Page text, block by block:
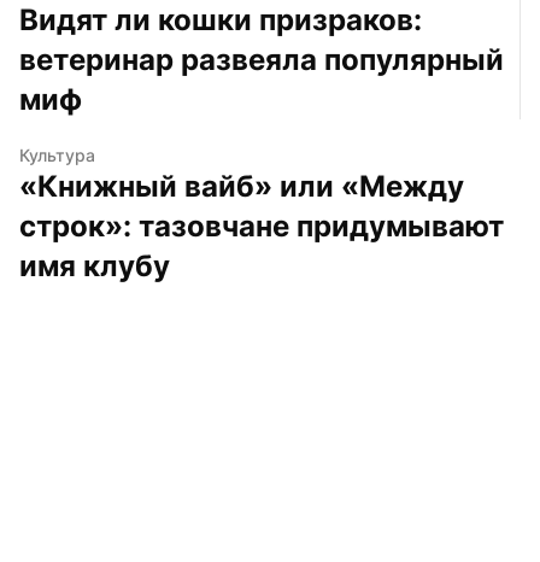
Видят ли кошки призраков:
ветеринар развеяла популярный
миф
Культура
«Книжный вайб» или «Между
строк»: тазовчане придумывают
имя клубу